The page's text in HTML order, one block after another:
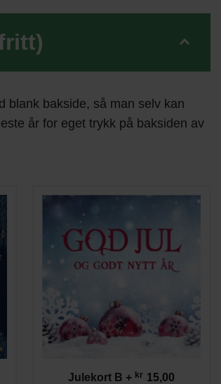
blank bakside, så man selv kan
år for eget trykk på baksiden av
Julekort B + kr 15,00